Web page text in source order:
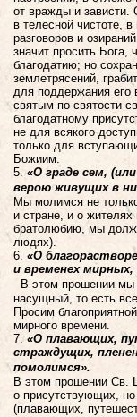
от вражды и зависти.
в телесной чистоте,
разговоров и
значит просить Бога,
благодатию; но
землетрясений,
для поддержания его
святым по святости
благодатному
не для всякого
только для
Божиим.
5. «О граде сем,
верою живущих в
Мы молимся не
и стране, и о жителях
братолюбию, мы
людях).
6. «О
и временех мирных,
В этом прошении мы
насущный, то есть
Просим
мирного времени.
7. «О плавающих,
страждущих,
помолимся».
В этом прошении Св.
о присутствующих,
(плавающих,